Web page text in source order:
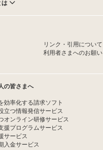
は
リンク・引用について
利用者さまへのお願い
の皆さまへ
効率化する請求ソフト
立つ情報発信サービス
オンライン研修サービス
援プログラムサービス
サービス
入金サービス